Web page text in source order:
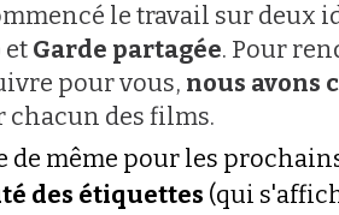
le travail sur deux
et Garde partagée. Pour
pour vous, nous avons
chacun des films.
de même pour les
des étiquettes (qui